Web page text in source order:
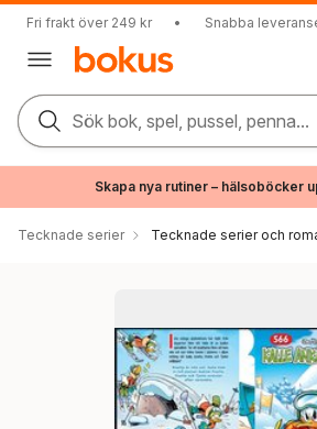
Fri frakt över 249 kr • Snabba
Sök bok, spel, pussel, penna...
Skapa nya rutiner – hälsoböcker
Tecknade serier Tecknade serier och